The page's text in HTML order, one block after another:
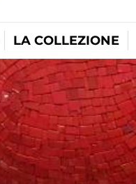
LA COLLEZIONE